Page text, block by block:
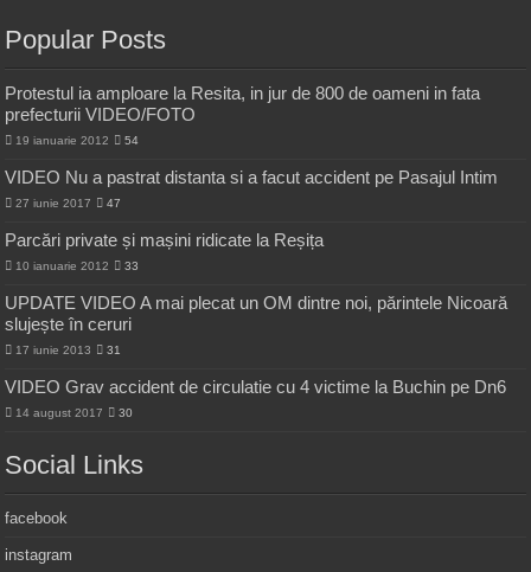
Popular Posts
Protestul ia amploare la Resita, in jur de 800 de oameni in fata
prefecturii VIDEO/FOTO
19 ianuarie 2012 54
VIDEO Nu a pastrat distanta si a facut accident pe Pasajul Intim
27 iunie 2017 47
Parcări private și mașini ridicate la Reșița
10 ianuarie 2012 33
UPDATE VIDEO A mai plecat un OM dintre noi, părintele Nicoară
slujește în ceruri
17 iunie 2013 31
VIDEO Grav accident de circulatie cu 4 victime la Buchin pe Dn6
14 august 2017 30
Social Links
facebook
instagram